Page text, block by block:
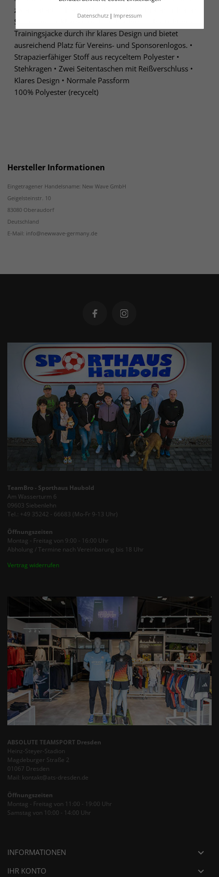
Datenschutz Impressum
zwei Seitentaschen mit Reißverschluss bieten sicheren
Stauraum für Kleinkram. Darüber hinaus besticht die
Trainingsjacke durch ihr klares Design und bietet
ausreichend Platz für Vereins- und Sponsorenlogos. •
Strapazierfähiger Stoff aus recyceltem Polyester •
Stehkragen • Zwei Seitentaschen mit Reißverschluss •
Klares Design • Normale Passform
100% Polyester (recycelt)
Hersteller Informationen
Eingetragener Handelsname: New Wave GmbH
Geigelsteinstr. 10
83080 Oberaudorf
Deutschland
E-Mail: info@newwave-germany.de
TeamBro - Sporthaus Haubold
Am Wasserturm 6
09603 Siebenlehn
Tel.: +49 35242 - 66683 (Mo-Fr 9-13 Uhr)
Öffnungszeiten
Montag - Freitag von 9:00 - 16:00 Uhr
Abholung / Termine nach Vereinbarung bis 18 Uhr
Vertrag widerrufen
ABSOLUTE TEAMSPORT Dresden
Heinz-Steyer-Stadion
Magdeburger Straße 2
01067 Dresden
Mail: kontakt@ats-dresden.de
Öffnungszeiten
Montag - Freitag von 11:00 - 19:00 Uhr
Samstag von 10:00 - 14:00 Uhr
INFORMATIONEN 
IHR KONTO 